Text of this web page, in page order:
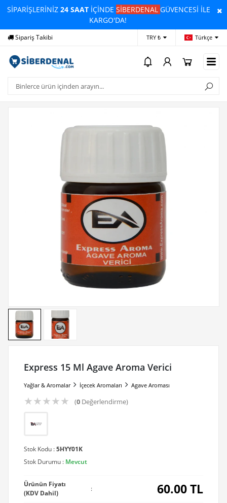
SİPARİŞLERİNİZ24 SAAT İÇİNDESİBERDENALGÜVENCESİ İLE
KARGO'DA!
Sipariş Takibi TRY ₺ Türkçe
Express 15 Ml Agave Aroma Verici
Yağlar & Aromalar İçecek Aromaları Agave Aroması
★★★★★ (0Değerlendirme)
Stok Kodu :5HYY01K
Stok Durumu : Mevcut
Ürünün Fiyatı
(KDV Dahil)
: 60.00TL